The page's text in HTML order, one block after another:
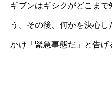
ギブンはギシクがどこま
う。その後、何かを決心
かけ「緊急事態だ」と告げ